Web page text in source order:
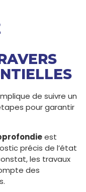
de suivre un
pour garantir
est
précis de l’état
les travaux
des